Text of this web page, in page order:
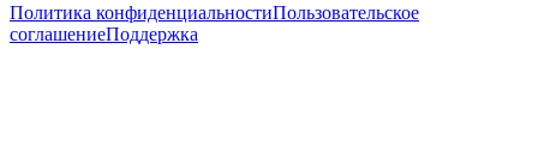
Политика конфиденциальностиПользовательское
соглашениеПоддержка